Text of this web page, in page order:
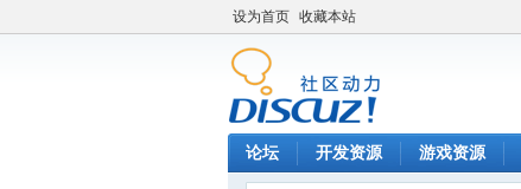
设为首页 收藏本站
论坛 开发资源 游戏资源